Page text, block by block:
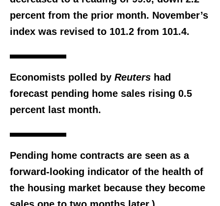
percent from the prior month. November’s
index was revised to 101.2 from 101.4.
Economists polled by Reuters had
forecast pending home sales rising 0.5
percent last month.
Pending home contracts are seen as a
forward-looking indicator of the health of
the housing market because they become